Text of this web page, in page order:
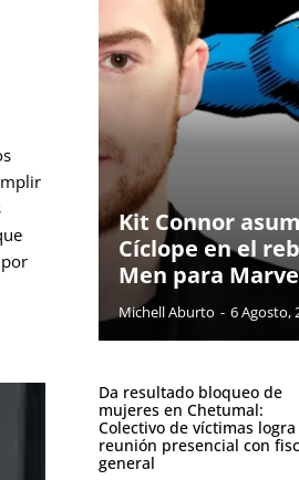
Kit Connor
Cíclope en el
Men para
Michell Aburto - 6 Agosto,
Da resultado bloqueo de
mujeres en Chetumal:
Colectivo de víctimas logra
reunión presencial con
general